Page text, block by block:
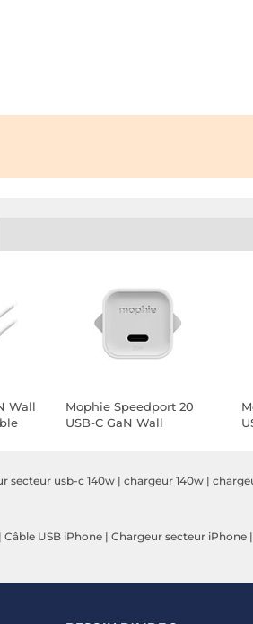
Wall
Mophie Speedport 20
USB-C GaN Wall
secteur usb-c 140w | chargeur 140w |
| Câble USB iPhone | Chargeur secteur iPhone |